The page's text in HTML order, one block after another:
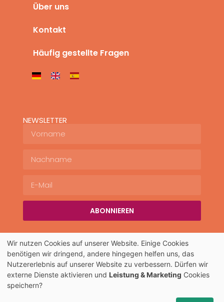
Über uns
Kontakt
Häufig gestellte Fragen
NEWSLETTER
ABONNIEREN
Copyright © 2026 Villa Rosalva
Impressum / Aviso Legal AGB Datenschutz
Wir nutzen Cookies auf unserer Website. Einige Cookies
benötigen wir dringend, andere hingegen helfen uns, das
Nutzererlebnis auf unserer Website zu verbessern. Dürfen wir
externe Dienste aktivieren und Leistung & Marketing Cookies
speichern?